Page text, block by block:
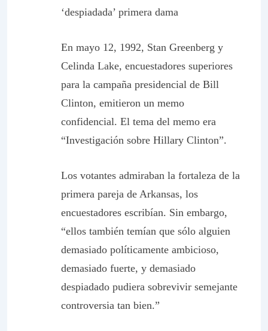
‘despiadada’ primera dama
En mayo 12, 1992, Stan Greenberg y
Celinda Lake, encuestadores superiores
para la campaña presidencial de Bill
Clinton, emitieron un memo
confidencial. El tema del memo era
“Investigación sobre Hillary Clinton”.
Los votantes admiraban la fortaleza de la
primera pareja de Arkansas, los
encuestadores escribían. Sin embargo,
“ellos también temían que sólo alguien
demasiado políticamente ambicioso,
demasiado fuerte, y demasiado
despiadado pudiera sobrevivir semejante
controversia tan bien.”